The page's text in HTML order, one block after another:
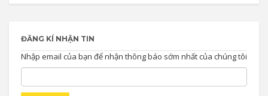
ĐĂNG KÍ NHẬN TIN
Nhập email của bạn để nhận thông báo sớm nhất của chúng tôi